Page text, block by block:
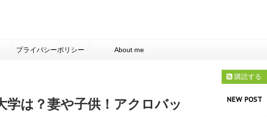
プライバシーポリシー About me
学は？妻や子供！アクロバッ
購読する
NEW POST